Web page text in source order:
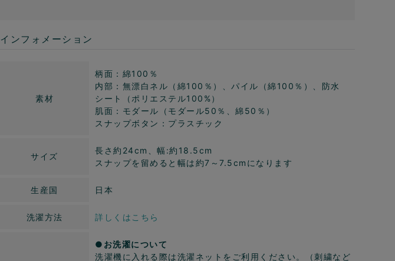
インフォメーション
素材
柄面：綿100％
内部：無漂白ネル（綿100％）、パイル（綿100％）、防水
シート（ポリエステル100%）
肌面：モダール（モダール50％、綿50％）
スナップボタン：プラスチック
サイズ
長さ約24cm、幅:約18.5cm
スナップを留めると幅は約7～7.5cmになります
生産国 日本
洗濯方法 詳しくはこちら
●お洗濯について
洗濯機に入れる際は洗濯ネットをご利用ください。（刺繍など